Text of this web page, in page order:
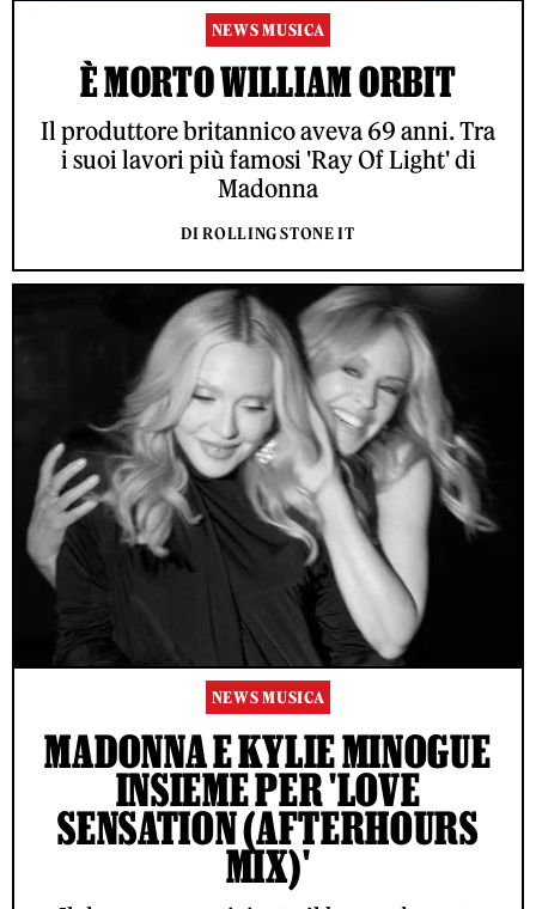
NEWS MUSICA
È MORTO WILLIAM ORBIT
Il produttore britannico aveva 69 anni. Tra
i suoi lavori più famosi 'Ray Of Light' di
Madonna
DI ROLLING STONE IT
NEWS MUSICA
MADONNA E KYLIE MINOGUE
INSIEME PER 'LOVE
SENSATION (AFTERHOURS
MIX)'